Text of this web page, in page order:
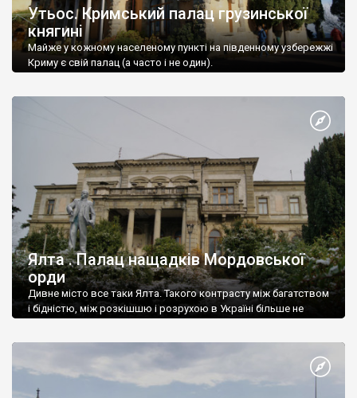
Утьос. Кримський палац грузинської
княгині
Майже у кожному населеному пункті на південному узбережжі
Криму є свій палац (а часто і не один).
Ялта . Палац нащадків Мордовської
орди
Дивне місто все таки Ялта. Такого контрасту між багатством
і бідністю, між розкішшю і розрухою в Україні більше не